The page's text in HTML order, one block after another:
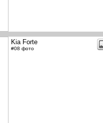
Kia Forte
#08 фото